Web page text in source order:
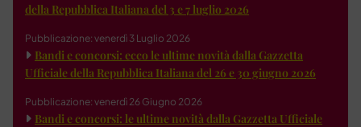
della Repubblica Italiana del 3 e 7 luglio 2026
Pubblicazione: venerdì 3 Luglio 2026
Bandi e concorsi: ecco le ultime novità dalla Gazzetta
Ufficiale della Repubblica Italiana del 26 e 30 giugno 2026
Pubblicazione: venerdì 26 Giugno 2026
Bandi e concorsi: le ultime novità dalla Gazzetta Ufficiale